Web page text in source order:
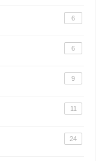
6
6
9
11
24